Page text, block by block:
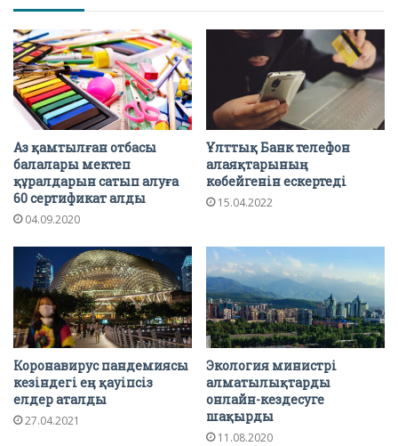
Аз қамтылған отбасы
балалары мектеп
құралдарын сатып алуға
60 сертификат алды
04.09.2020
Ұлттық Банк телефон
алаяқтарының
көбейгенін ескертеді
15.04.2022
Коронавирус пандемиясы
кезіндегі ең қауіпсіз
елдер аталды
27.04.2021
Экология министрі
алматылықтарды
онлайн-кездесуге
шақырды
11.08.2020